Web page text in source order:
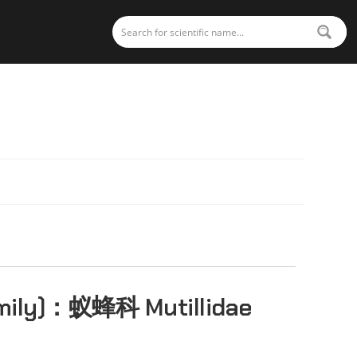
： 蚁蜂科 Mutillidae